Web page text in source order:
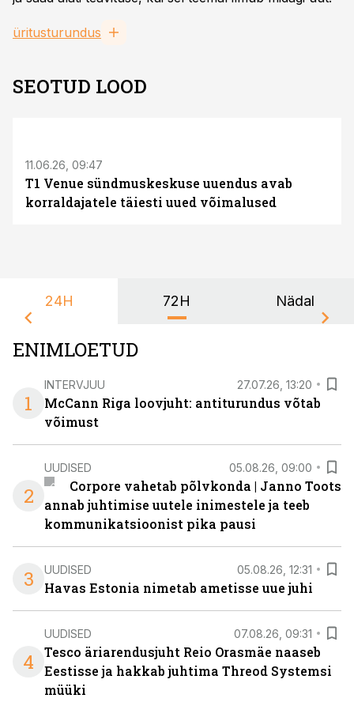
üritusturundus
SEOTUD LOOD
11.06.26, 09:47
T1 Venue sündmuskeskuse uuendus avab
korraldajatele täiesti uued võimalused
24H 72H Nädal
ENIMLOETUD
1
INTERVJUU 27.07.26, 13:20
McCann Riga loovjuht: antiturundus võtab
võimust
2
UUDISED 05.08.26, 09:00
Corpore vahetab põlvkonda | Janno Toots
annab juhtimise uutele inimestele ja teeb
kommunikatsioonist pika pausi
3 UUDISED 05.08.26, 12:31
Havas Estonia nimetab ametisse uue juhi
4
UUDISED 07.08.26, 09:31
Tesco äriarendusjuht Reio Orasmäe naaseb
Eestisse ja hakkab juhtima Threod Systemsi
müüki